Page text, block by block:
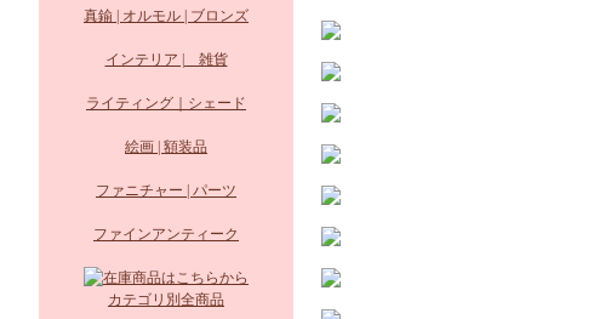
真鍮 | オルモル | ブロンズ
インテリア | 雑貨
ライティング｜シェード
絵画 | 額装品
ファニチャー | パーツ
ファインアンティーク
カテゴリ別全商品